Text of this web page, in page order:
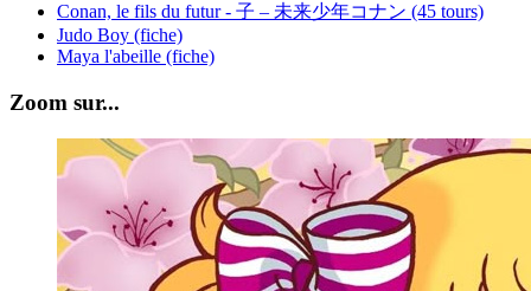
Conan, le fils du futur - 子 – 未来少年コナン (45 tours)
Judo Boy (fiche)
Maya l'abeille (fiche)
Zoom sur...